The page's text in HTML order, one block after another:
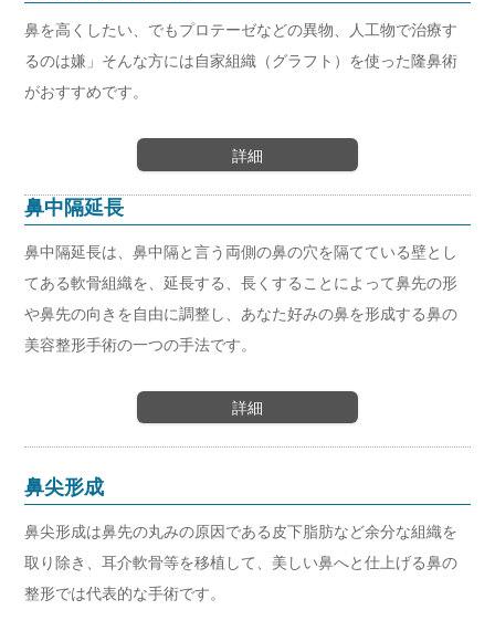
鼻を高くしたい、でもプロテーゼなどの異物、人工物で治療す
るのは嫌」そんな方には自家組織（グラフト）を使った隆鼻術
がおすすめです。
詳細
鼻中隔延長
鼻中隔延長は、鼻中隔と言う両側の鼻の穴を隔てている壁とし
てある軟骨組織を、延長する、長くすることによって鼻先の形
や鼻先の向きを自由に調整し、あなた好みの鼻を形成する鼻の
美容整形手術の一つの手法です。
詳細
鼻尖形成
鼻尖形成は鼻先の丸みの原因である皮下脂肪など余分な組織を
取り除き、耳介軟骨等を移植して、美しい鼻へと仕上げる鼻の
整形では代表的な手術です。